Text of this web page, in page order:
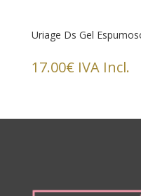
Uriage Ds Gel
17.00€ IVA Incl.